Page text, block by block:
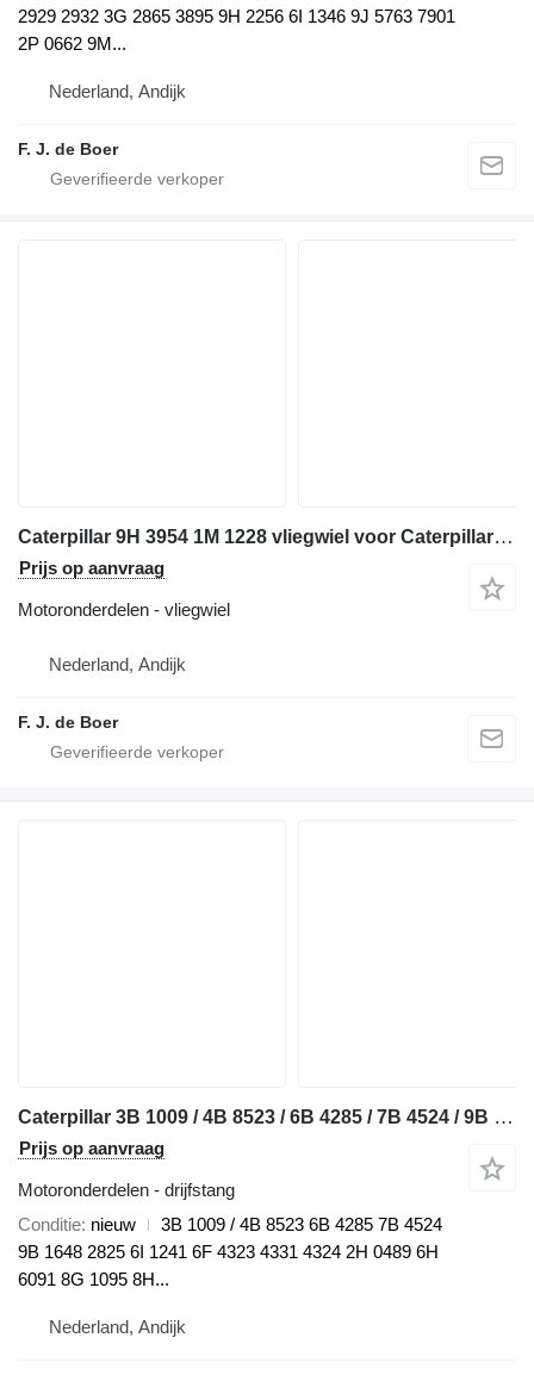
2929 2932 3G 2865 3895 9H 2256 6I 1346 9J 5763 7901
2P 0662 9M...
Nederland, Andijk
F. J. de Boer
Caterpillar 9H 3954 1M 1228 vliegwiel voor Caterpillar D4C ,D4D , D5 ,D6B bulldozer
Prijs op aanvraag
Motoronderdelen - vliegwiel
Nederland, Andijk
F. J. de Boer
Caterpillar 3B 1009 / 4B 8523 / 6B 4285 / 7B 4524 / 9B 1648 / 9B 2825 / 6I 1 drijfstang voor Caterpillar 910 / 920 / 922 / 930 / 943 / 950 / 953 / 966 / 972 / 988 / D2 / D3 / D4 / D5 / D6 / D7 / D8 / D9 / RD8 / 213 / 214 / 215 / 224 / 225 / 235 / 316 / 320 / 322 / 325 / 330 / 345 / 814 / 815 / 816 / 950 / 972 bulldozer
Prijs op aanvraag
Motoronderdelen - drijfstang
Conditie nieuw
3B 1009 / 4B 8523 6B 4285 7B 4524
9B 1648 2825 6I 1241 6F 4323 4331 4324 2H 0489 6H
6091 8G 1095 8H...
Nederland, Andijk